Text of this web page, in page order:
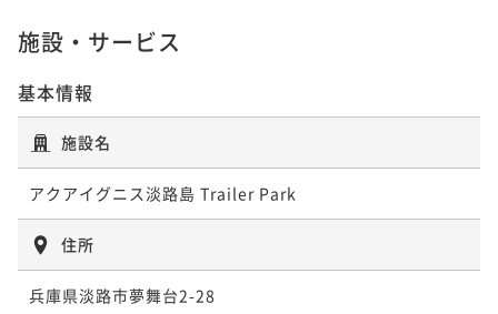
施設・サービス
基本情報
施設名
アクアイグニス淡路島 Trailer Park
住所
兵庫県淡路市夢舞台2-28